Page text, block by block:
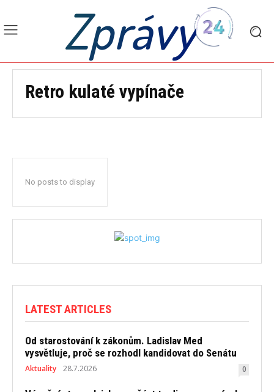
Zprávy
Retro kulaté vypínače
No posts to display
LATEST ARTICLES
Od starostování k zákonům. Ladislav Med
vysvětluje, proč se rozhodl kandidovat do Senátu
Aktuality 28.7.2026 0